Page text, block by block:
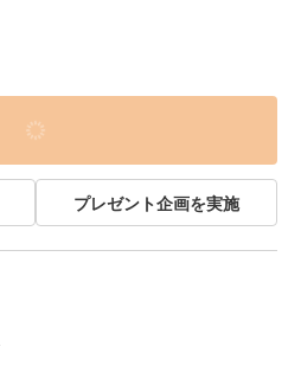
プレゼント企画を実施